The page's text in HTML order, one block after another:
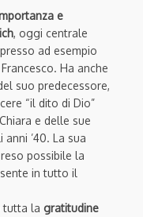
e
, oggi centrale
ad esempio
Ha anche
suo predecessore,
“il dito di Dio”
e delle sue
’40. La sua
possibile la
in tutto il
tutta la gratitudine